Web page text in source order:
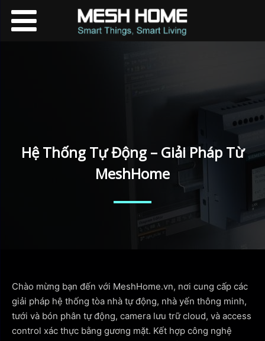
Hệ Thống Tự Động – Giải Pháp Từ
MeshHome
Chào mừng bạn đến với MeshHome.vn, nơi cung cấp các
giải pháp hệ thống tòa nhà tự động, nhà yến thông minh,
tưới và bón phân tự động, camera lưu trữ cloud, và access
control xác thực bằng gương mặt. Kết hợp công nghệ